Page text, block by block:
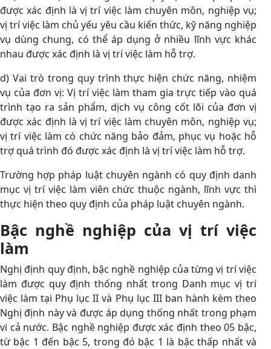
được xác định là vị trí việc làm chuyên môn, nghiệp vụ;
vị trí việc làm chủ yếu yêu cầu kiến thức, kỹ năng nghiệp
vụ dùng chung, có thể áp dụng ở nhiều lĩnh vực khác
nhau được xác định là vị trí việc làm hỗ trợ.
d) Vai trò trong quy trình thực hiện chức năng, nhiệm
vụ của đơn vị: Vị trí việc làm tham gia trực tiếp vào quá
trình tạo ra sản phẩm, dịch vụ công cốt lõi của đơn vị
được xác định là vị trí việc làm chuyên môn, nghiệp vụ;
vị trí việc làm có chức năng bảo đảm, phục vụ hoặc hỗ
trợ quá trình đó được xác định là vị trí việc làm hỗ trợ.
Trường hợp pháp luật chuyên ngành có quy định danh
mục vị trí việc làm viên chức thuộc ngành, lĩnh vực thì
thực hiện theo quy định của pháp luật chuyên ngành.
Bậc nghề nghiệp của vị trí việc
làm
Nghị định quy định, bậc nghề nghiệp của từng vị trí việc
làm được quy định thống nhất trong Danh mục vị trí
việc làm tại Phụ lục II và Phụ lục III ban hành kèm theo
Nghị định này và được áp dụng thống nhất trong phạm
vi cả nước. Bậc nghề nghiệp được xác định theo 05 bậc,
từ bậc 1 đến bậc 5, trong đó bậc 1 là bậc thấp nhất và